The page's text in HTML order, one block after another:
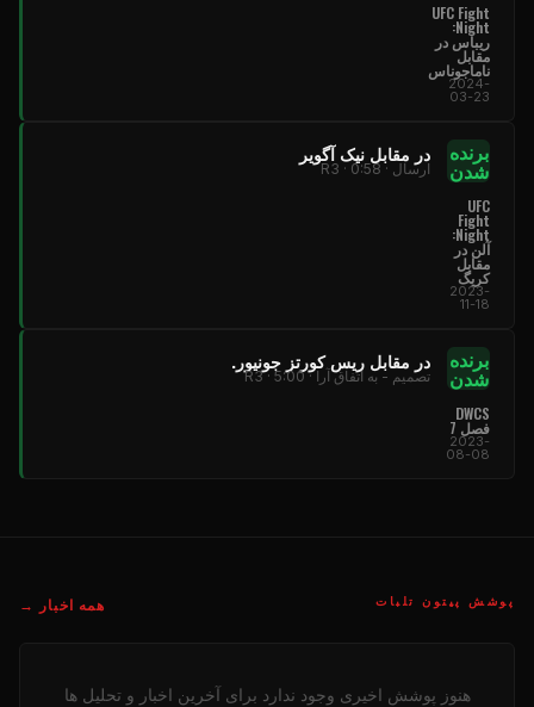
UFC Fight
Night
:
ریباس در
مقابل
ناماجوناس
2024-
03-23
برنده
شدن
در مقابل نیک آگویر
ارسال · R3 · 0:58
UFC
Fight
Night
:
آلن در
مقابل
کریگ
2023-
11-18
برنده
شدن
در مقابل ریس کورتز جونیور.
تصمیم - به اتفاق آرا · R3 · 5:00
DWCS
فصل 7
2023-
08-08
پوشش پیتون تلبات همه اخبار →
هنوز پوشش اخیری وجود ندارد برای آخرین اخبار و تحلیل ها